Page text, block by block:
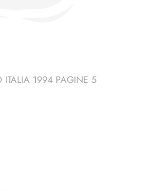
ITALIA 1994 PAGINE 5